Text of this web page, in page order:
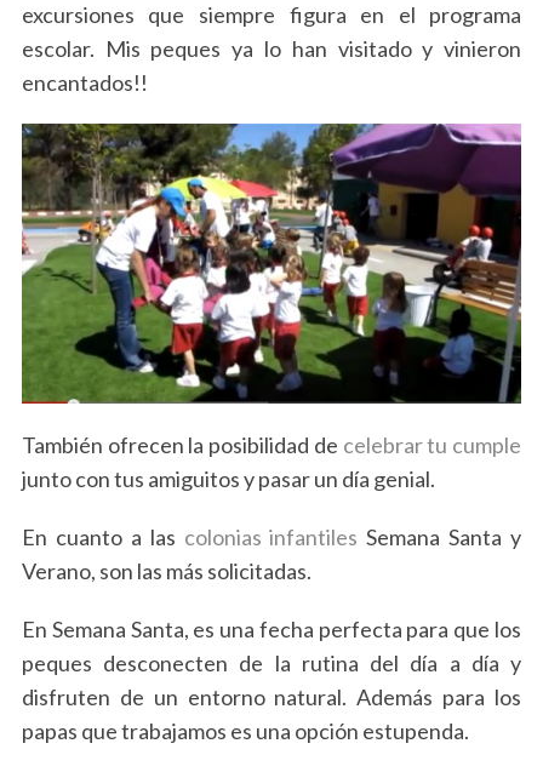
excursiones que siempre figura en el programa
escolar. Mis peques ya lo han visitado y vinieron
encantados!!
También ofrecen la posibilidad de celebrar tu cumple
junto con tus amiguitos y pasar un día genial.
En cuanto a las colonias infantiles Semana Santa y
Verano, son las más solicitadas.
En Semana Santa, es una fecha perfecta para que los
peques desconecten de la rutina del día a día y
disfruten de un entorno natural. Además para los
papas que trabajamos es una opción estupenda.
S